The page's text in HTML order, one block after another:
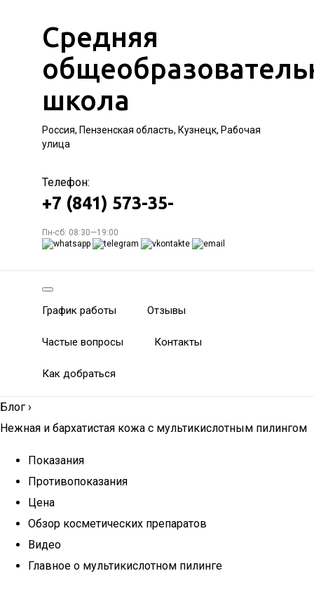
Средняя
школа
Россия, Пензенская область, Кузнецк, Рабочая
улица
Телефон:
+7 (841) 573-35-
Пн-сб: 08:30—19:00
График работы Отзывы
Частые вопросы Контакты
Как добраться
Блог ›
Нежная и бархатистая кожа с мультикислотным пилингом
Показания
Противопоказания
Цена
Обзор косметических препаратов
Видео
Главное о мультикислотном пилинге